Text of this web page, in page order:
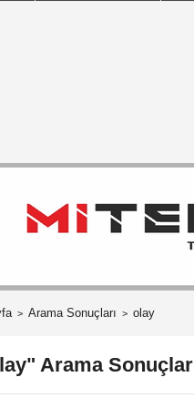
Arama Sonuçları olay
Arama